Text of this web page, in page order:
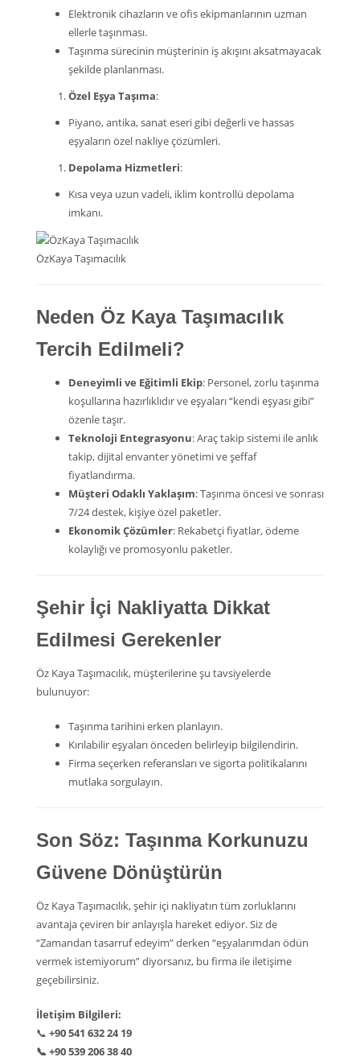
Elektronik cihazların ve ofis ekipmanlarının uzman
ellerle taşınması.
Taşınma sürecinin müşterinin iş akışını aksatmayacak
şekilde planlanması.
Özel Eşya Taşıma:
Piyano, antika, sanat eseri gibi değerli ve hassas
eşyaların özel nakliye çözümleri.
Depolama Hizmetleri:
Kısa veya uzun vadeli, iklim kontrollü depolama
imkanı.
ÖzKaya Taşımacılık
Neden Öz Kaya Taşımacılık
Tercih Edilmeli?
Deneyimli ve Eğitimli Ekip: Personel, zorlu taşınma
koşullarına hazırlıklıdır ve eşyaları “kendi eşyası gibi”
özenle taşır.
Teknoloji Entegrasyonu: Araç takip sistemi ile anlık
takip, dijital envanter yönetimi ve şeffaf
fiyatlandırma.
Müşteri Odaklı Yaklaşım: Taşınma öncesi ve sonrası
7/24 destek, kişiye özel paketler.
Ekonomik Çözümler: Rekabetçi fiyatlar, ödeme
kolaylığı ve promosyonlu paketler.
Şehir İçi Nakliyatta Dikkat
Edilmesi Gerekenler
Öz Kaya Taşımacılık, müşterilerine şu tavsiyelerde
bulunuyor:
Taşınma tarihini erken planlayın.
Kırılabilir eşyaları önceden belirleyip bilgilendirin.
Firma seçerken referansları ve sigorta politikalarını
mutlaka sorgulayın.
Son Söz: Taşınma Korkunuzu
Güvene Dönüştürün
Öz Kaya Taşımacılık, şehir içi nakliyatın tüm zorluklarını
avantaja çeviren bir anlayışla hareket ediyor. Siz de
“Zamandan tasarruf edeyim” derken “eşyalarımdan ödün
vermek istemiyorum” diyorsanız, bu firma ile iletişime
geçebilirsiniz.
İletişim Bilgileri:
📞 +90 541 632 24 19
📞 +90 539 206 38 40